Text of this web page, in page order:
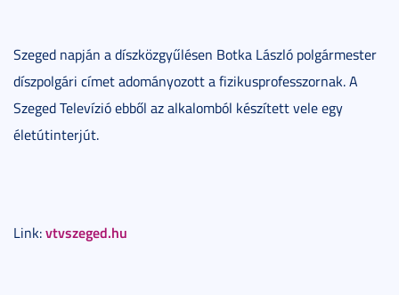
Szeged napján a díszközgyűlésen Botka László polgármester
díszpolgári címet adományozott a fizikusprofesszornak. A
Szeged Televízió ebből az alkalomból készített vele egy
életútinterjút.
Link:vtvszeged.hu